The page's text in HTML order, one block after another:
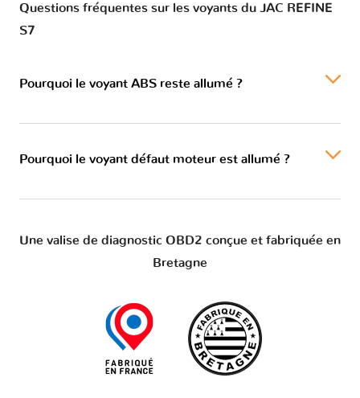
Questions fréquentes sur les voyants du JAC REFINE
S7
Pourquoi le voyant ABS reste allumé ?
Pourquoi le voyant défaut moteur est allumé ?
Une valise de diagnostic OBD2 conçue et fabriquée en
Bretagne